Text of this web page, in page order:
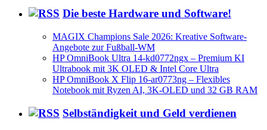
Die beste Hardware und Software!
MAGIX Champions Sale 2026: Kreative Software-
Angebote zur Fußball-WM
HP OmniBook Ultra 14-kd0772ngx – Premium KI
Ultrabook mit 3K OLED & Intel Core Ultra
HP OmniBook X Flip 16-ar0773ng – Flexibles
Notebook mit Ryzen AI, 3K-OLED und 32 GB RAM
Selbständigkeit und Geld verdienen